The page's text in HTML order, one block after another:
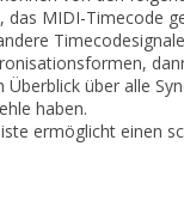
MIDI-Timecode
über alle
haben.
ermöglicht einen